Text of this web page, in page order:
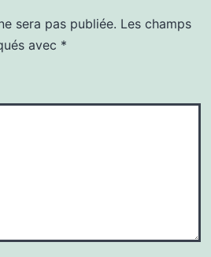
sera pas publiée. Les champs
avec *